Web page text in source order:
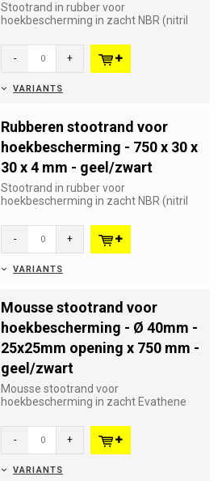
Stootrand in rubber voor
hoekbescherming in zacht NBR (nitril
- +
VARIANTS
Rubberen stootrand voor
hoekbescherming - 750 x 30 x
30 x 4 mm - geel/zwart
Stootrand in rubber voor
hoekbescherming in zacht NBR (nitril
voo...
- +
VARIANTS
Mousse stootrand voor
hoekbescherming - Ø 40mm -
25x25mm opening x 750 mm -
geel/zwart
Mousse stootrand voor
hoekbescherming in zacht Evathene
verwondingen. D...
- +
VARIANTS